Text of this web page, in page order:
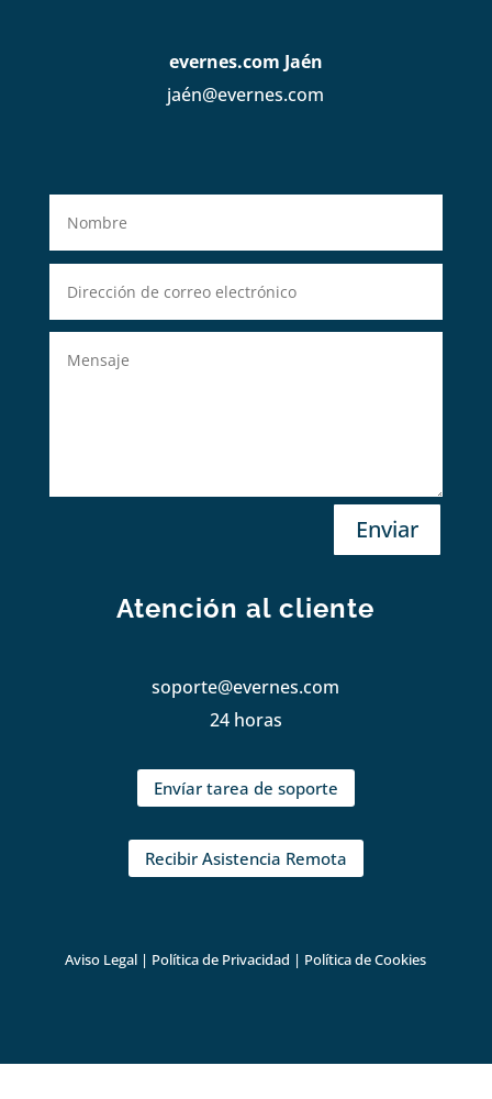
evernes.com Jaén
jaén@evernes.com
Enviar
Atención al cliente
soporte@evernes.com
24 horas
Envíar tarea de soporte
Recibir Asistencia Remota
Aviso Legal | Política de Privacidad | Política de Cookies